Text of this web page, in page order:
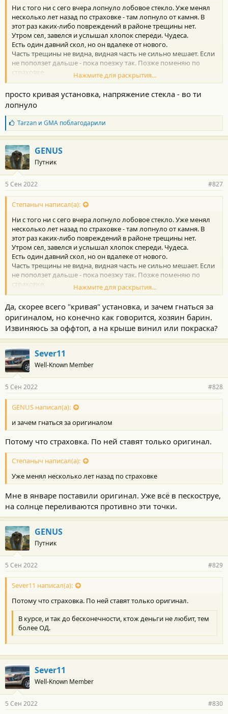
и
:
Ни с того ни с сего вчера лопнуло лобовое стекло. Уже менял
несколько лет назад по страховке - там лопнуло от камня. В
этот раз каких-либо повреждений в районе трещины нет.
Утром сел, завелся и услышал хлопок спереди. Чудеса.
Есть один давний скол, но он вдалеке от нового.
Часть трещины не видна, видная часть не сильно мешает. Если
не поползет дальше - пока поезжу так. Позже поменяю по
страховке.
Посмотреть вложение 84079
Нажмите для раскрытия...
просто кривая установка, напряжение стекла - во ти
лопнуло
Б
л
а
г
о
д
а
н
о
с
и
:
Tarzanи GMAпоблагодарили
GENUS
Путник
5 Сен 2022 #827
Степаныч написал(а):
Ни с того ни с сего вчера лопнуло лобовое стекло. Уже менял
несколько лет назад по страховке - там лопнуло от камня. В
этот раз каких-либо повреждений в районе трещины нет.
Утром сел, завелся и услышал хлопок спереди. Чудеса.
Есть один давний скол, но он вдалеке от нового.
Часть трещины не видна, видная часть не сильно мешает. Если
не поползет дальше - пока поезжу так. Позже поменяю по
страховке.
Посмотреть вложение 84077
Посмотреть вложение 84079
Нажмите для раскрытия...
Да, скорее всего "кривая" установка, и зачем гнаться за
оригиналом, но конечно как говорится, хозяин барин.
Извиняюсь за оффтоп, а на крыше винил или покраска?
Sever11
Well-Known Member
5 Сен 2022 #828
GENUS написал(а):
и зачем гнаться за оригиналом
Потому что страховка. По ней ставят только оригинал.
Степаныч написал(а):
Уже менял несколько лет назад по страховке
Мне в январе поставили оригинал. Уже всё в пескоструе,
на солнце переливаются противно эти точки.
GENUS
Путник
5 Сен 2022 #829
Sever11 написал(а):
Потому что страховка. По ней ставят только оригинал.
В курсе, и так до бесконечности, ктож деньги не любит, тем
более ОД.
Sever11
Well-Known Member
5 Сен 2022 #830